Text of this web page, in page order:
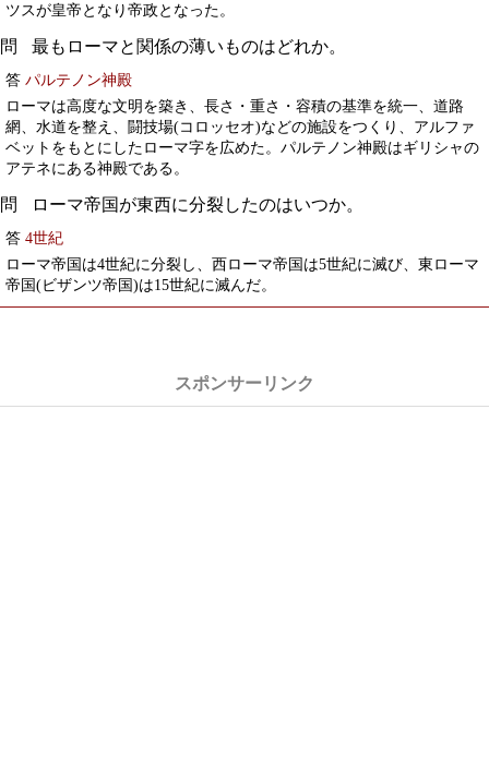
ツスが皇帝となり帝政となった。
最もローマと関係の薄いものはどれか。
答 パルテノン神殿
ローマは高度な文明を築き、長さ・重さ・容積の基準を統一、道路
網、水道を整え、闘技場(コロッセオ)などの施設をつくり、アルファ
ベットをもとにしたローマ字を広めた。パルテノン神殿はギリシャの
アテネにある神殿である。
ローマ帝国が東西に分裂したのはいつか。
答 4世紀
ローマ帝国は4世紀に分裂し、西ローマ帝国は5世紀に滅び、東ローマ
帝国(ビザンツ帝国)は15世紀に滅んだ。